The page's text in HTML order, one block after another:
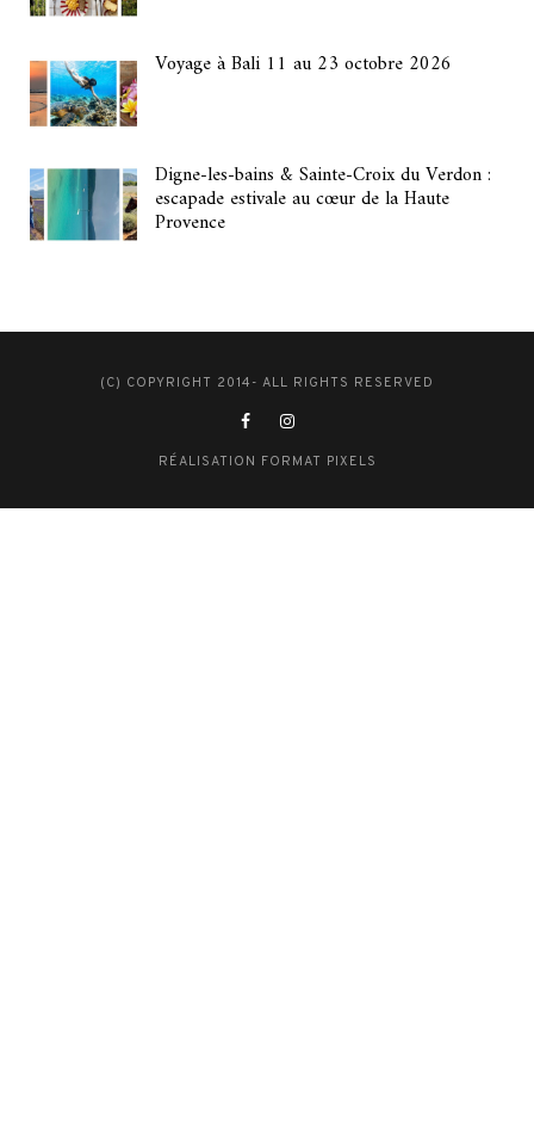
Voyage à Bali 11 au 23 octobre 2026
Digne-les-bains & Sainte-Croix du Verdon :
escapade estivale au cœur de la Haute
Provence
(C) COPYRIGHT 2014- ALL RIGHTS RESERVED
RÉALISATION FORMAT PIXELS